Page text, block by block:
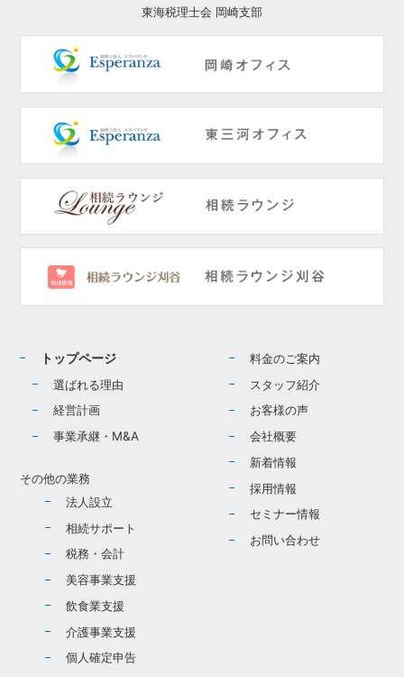
東海税理士会 岡崎支部
トップページ
選ばれる理由
経営計画
事業承継・M&A
その他の業務
法人設立
相続サポート
税務・会計
美容事業支援
飲食業支援
介護事業支援
個人確定申告
料金のご案内
スタッフ紹介
お客様の声
会社概要
新着情報
採用情報
セミナー情報
お問い合わせ